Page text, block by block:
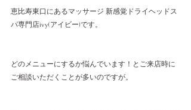
恵比寿東口にあるマッサージ 新感覚ドライヘッドス
パ専門店ivy(アイビー)です。
どのメニューにするか悩んでいます！とご来店時に
ご相談いただくことが多いのですが。